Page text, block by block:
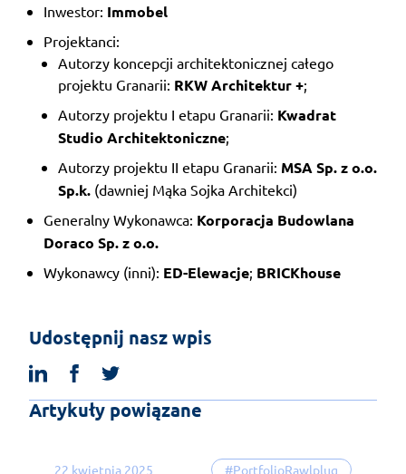
Inwestor: Immobel
Projektanci:
Autorzy koncepcji architektonicznej całego
projektu Granarii: RKW Architektur +;
Autorzy projektu I etapu Granarii: Kwadrat
Studio Architektoniczne;
Autorzy projektu II etapu Granarii: MSA Sp. z o.o.
Sp.k. (dawniej Mąka Sojka Architekci)
Generalny Wykonawca: Korporacja Budowlana
Doraco Sp. z o.o.
Wykonawcy (inni): ED-Elewacje; BRICKhouse
Udostępnij nasz wpis
linkedinfacebook
Artykuły powiązane
22 kwietnia 2025 #PortfolioRawlplug